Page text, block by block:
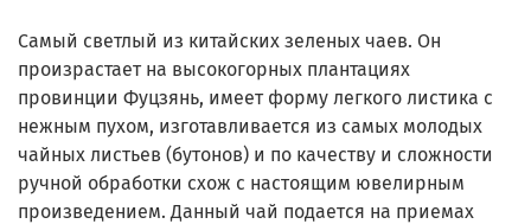
Самый светлый из китайских зеленых чаев. Он
произрастает на высокогорных плантациях
провинции Фуцзянь, имеет форму легкого листика с
нежным пухом, изготавливается из самых молодых
чайных листьев (бутонов) и по качеству и сложности
ручной обработки схож с настоящим ювелирным
произведением. Данный чай подается на приемах